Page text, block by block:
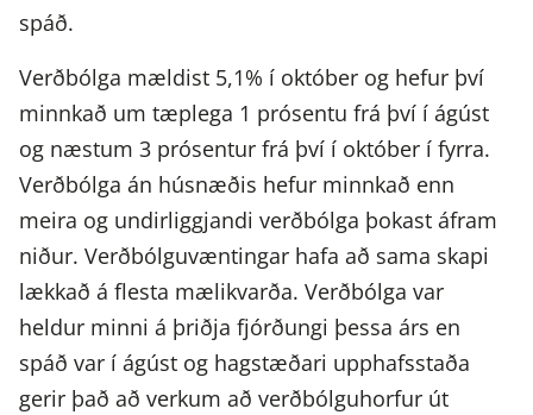
spáð.
Verðbólga mældist 5,1% í október og hefur því
minnkað um tæplega 1 prósentu frá því í ágúst
og næstum 3 prósentur frá því í október í fyrra.
Verðbólga án húsnæðis hefur minnkað enn
meira og undirliggjandi verðbólga þokast áfram
niður. Verðbólguvæntingar hafa að sama skapi
lækkað á flesta mælikvarða. Verðbólga var
heldur minni á þriðja fjórðungi þessa árs en
spáð var í ágúst og hagstæðari upphafsstaða
gerir það að verkum að verðbólguhorfur út